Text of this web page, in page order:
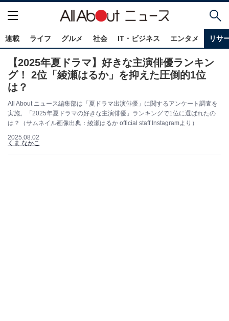
連載 ライフ グルメ 社会 IT・ビジネス エンタメ リサ
【2025年夏ドラマ】好きな主演俳優ランキン
グ！ 2位「綾瀬はるか」を抑えた圧倒的1位
は？
All About ニュース編集部は「夏ドラマ出演俳優」に関するアンケート調査を
実施。「2025年夏ドラマの好きな主演俳優」ランキングで1位に選ばれたの
は？（サムネイル画像出典：綾瀬はるか official staff Instagramより）
2025.08.02
くま なかこ